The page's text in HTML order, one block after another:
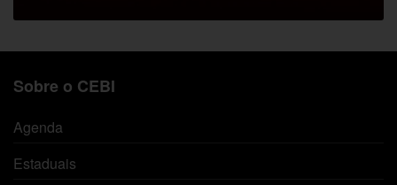
Sobre o CEBI
Agenda
Estaduais